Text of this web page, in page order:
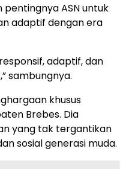
ASN untuk
adaptif dengan era
adaptif, dan
sambungnya.
khusus
Brebes. Dia
yang tak tergantikan
sosial generasi muda.